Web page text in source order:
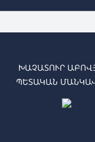
ԽԱՉԱՏՈՒՐ
ՊԵՏԱԿԱՆ